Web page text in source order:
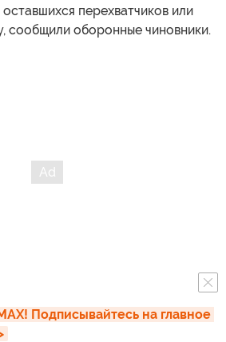
перехватчиков или
сообщили оборонные чиновники.
Подписывайтесь на главное